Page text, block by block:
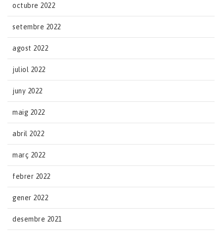
octubre 2022
setembre 2022
agost 2022
juliol 2022
juny 2022
maig 2022
abril 2022
març 2022
febrer 2022
gener 2022
desembre 2021